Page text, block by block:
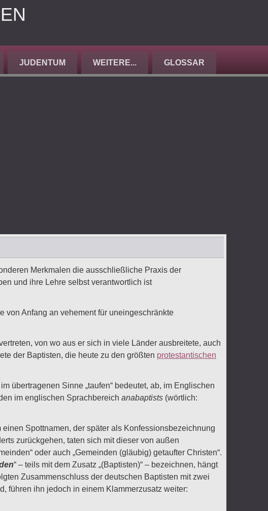
JUDENTUM WEITERE... GLOSSAR
Merkmalen die ausschließliche Praxis der
und ihre Lehre selbst verantwortlich ist
von Anfang an vehement für uneingeschränkte
von wo aus er sich in viele Länder ausbreitete, auch
der Baptisten, die heute zu den größten protestantischen
übertragenen Sinne „taufen“ bedeutet, ab, im Englischen
im englischen Sprachbereich anabaptists (wörtlich:
Spottnamen, der später als Konfessionsbezeichnung
zurückgehen, taten sich mit dieser von außen
oder auch „Gemeinden (gläubig) getaufter Christen“.
“ – teils mit dem Zusatz „(Baptisten)“ – bezeichnen, hängt
Zusammenschluss der deutschen Baptisten mit zwei
führen ihn jedoch in einem Klammerzusatz weiter: